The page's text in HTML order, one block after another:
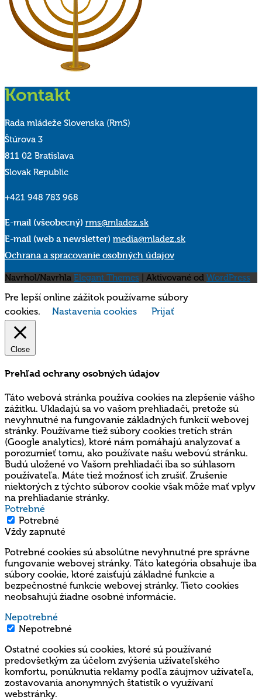
Kontakt
Rada mládeže Slovenska (RmS)
Štúrova 3
811 02 Bratislava
Slovak Republic
+421 948 783 968
E-mail (všeobecný) rms@mladez.sk
E-mail (web a newsletter) media@mladez.sk
Ochrana a spracovanie osobných údajov
Navrhol/Navrhla Elegant Themes | Aktivované od WordPress
Pre lepší online zážitok používame súbory
cookies.
Nastavenia cookies Prijať
Close
Prehľad ochrany osobných údajov
Táto webová stránka používa cookies na zlepšenie vášho
zážitku. Ukladajú sa vo vašom prehliadači, pretože sú
nevyhnutné na fungovanie základných funkcií webovej
stránky. Používame tiež súbory cookies tretích strán
(Google analytics), ktoré nám pomáhajú analyzovať a
porozumieť tomu, ako používate našu webovú stránku.
Budú uložené vo Vašom prehliadači iba so súhlasom
používateľa. Máte tiež možnosť ich zrušiť. Zrušenie
niektorých z týchto súborov cookie však môže mať vplyv
na prehliadanie stránky.
Potrebné
Potrebné
Vždy zapnuté
Potrebné cookies sú absolútne nevyhnutné pre správne
fungovanie webovej stránky. Táto kategória obsahuje iba
súbory cookie, ktoré zaisťujú základné funkcie a
bezpečnostné funkcie webovej stránky. Tieto cookies
neobsahujú žiadne osobné informácie.
Nepotrebné
Nepotrebné
Ostatné cookies sú cookies, ktoré sú používané
predovšetkým za účelom zvýšenia užívateľského
komfortu, ponúknutia reklamy podľa záujmov užívateľa,
zostavovania anonymných štatistík o využívaní
webstránky.